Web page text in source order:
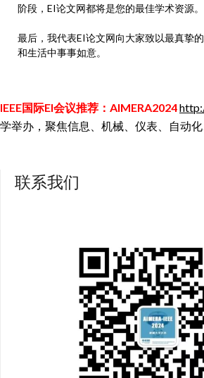
阶段，EI论文网都将是您的最佳学术资源。
最后，我代表EI论文网向大家致以最真挚
和生活中事事如意。
IEEE国际EI会议推荐：AIMERA2024
学举办，聚焦信息、机械、仪表、自动化
联系我们